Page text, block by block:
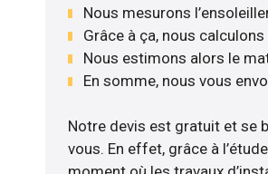
Nous mesurons
Grâce à ça, nous
Nous estimons alors le
En somme, nous vous
Notre devis est gratuit et se
vous. En effet, grâce à